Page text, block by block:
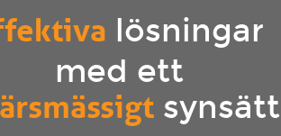
lösningar
med ett
synsätt